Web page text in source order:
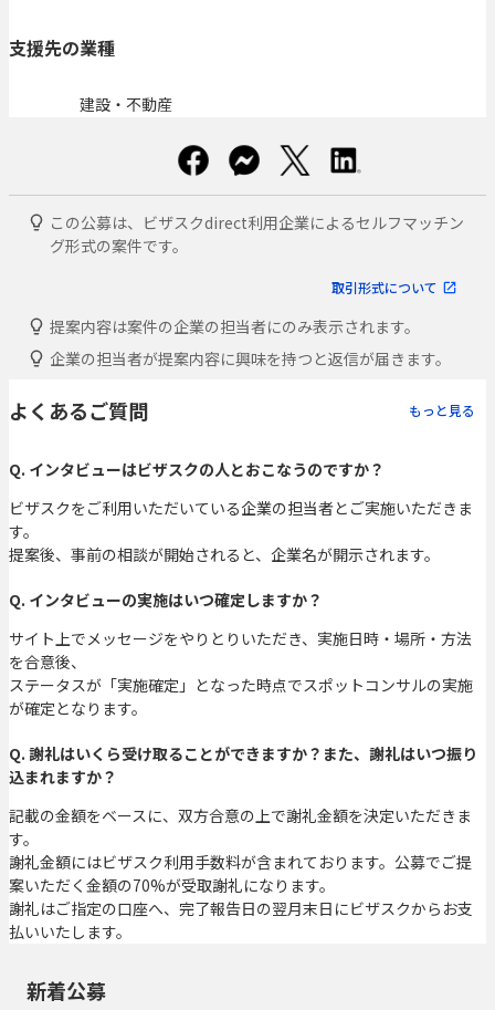
支援先の業種
建設・不動産
この公募は、ビザスクdirect利用企業によるセルフマッチン
グ形式の案件です。
取引形式について
提案内容は案件の企業の担当者にのみ表示されます。
企業の担当者が提案内容に興味を持つと返信が届きます。
よくあるご質問 もっと見る
Q. インタビューはビザスクの人とおこなうのですか？
ビザスクをご利用いただいている企業の担当者とご実施いただきま
す。
提案後、事前の相談が開始されると、企業名が開示されます。
Q. インタビューの実施はいつ確定しますか？
サイト上でメッセージをやりとりいただき、実施日時・場所・方法
を合意後、
ステータスが「実施確定」となった時点でスポットコンサルの実施
が確定となります。
Q. 謝礼はいくら受け取ることができますか？また、謝礼はいつ振り
込まれますか？
記載の金額をベースに、双方合意の上で謝礼金額を決定いただきま
す。
謝礼金額にはビザスク利用手数料が含まれております。公募でご提
案いただく金額の70%が受取謝礼になります。
謝礼はご指定の口座へ、完了報告日の翌月末日にビザスクからお支
払いいたします。
新着公募